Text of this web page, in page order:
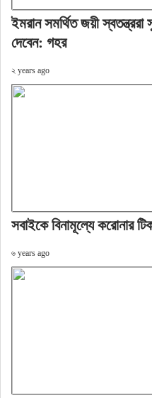
ইমরান সমর্থিত জয়ী
দেবেন: গহর
২ years ago
সবাইকে বিনামূল্যে করোনার
৬ years ago